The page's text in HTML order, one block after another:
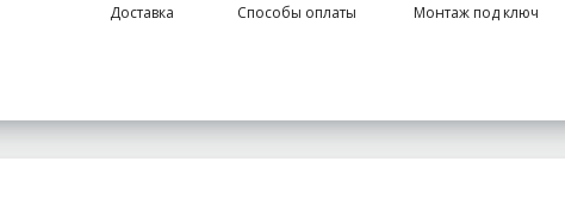
Доставка Способы оплаты Монтаж под ключ